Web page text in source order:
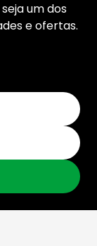
um dos
e ofertas.